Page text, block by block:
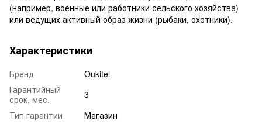
(например, военные или работники сельского хозяйства)
или ведущих активный образ жизни (рыбаки, охотники).
Характеристики
Бренд
Oukitel
Гарантийный
срок, мес.
3
Тип гарантии
Магазин